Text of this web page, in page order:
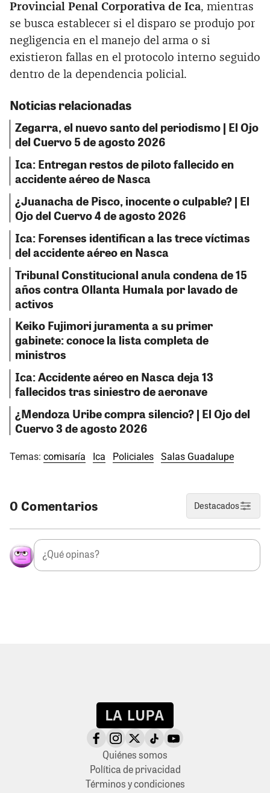
Provincial Penal Corporativa de Ica, mientras
se busca establecer si el disparo se produjo por
negligencia en el manejo del arma o si
existieron fallas en el protocolo interno seguido
dentro de la dependencia policial.
Noticias relacionadas
Zegarra, el nuevo santo del periodismo | El Ojo
del Cuervo 5 de agosto 2026
Ica: Entregan restos de piloto fallecido en
accidente aéreo de Nasca
¿Juanacha de Pisco, inocente o culpable? | El
Ojo del Cuervo 4 de agosto 2026
Ica: Forenses identifican a las trece víctimas
del accidente aéreo en Nasca
Tribunal Constitucional anula condena de 15
años contra Ollanta Humala por lavado de
activos
Keiko Fujimori juramenta a su primer
gabinete: conoce la lista completa de
ministros
Ica: Accidente aéreo en Nasca deja 13
fallecidos tras siniestro de aeronave
¿Mendoza Uribe compra silencio? | El Ojo del
Cuervo 3 de agosto 2026
Temas: comisaría Ica Policiales Salas Guadalupe
0 Comentarios Destacados
Quiénes somos
Política de privacidad
Términos y condiciones